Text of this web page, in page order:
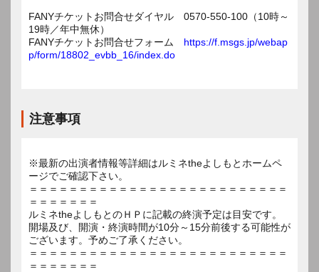
FANYチケットお問合せダイヤル 0570-550-100（10時～
19時／年中無休）
FANYチケットお問合せフォーム https://f.msgs.jp/webap
p/form/18802_evbb_16/index.do
注意事項
※最新の出演者情報等詳細はルミネtheよしもとホームペ
ージでご確認下さい。
＝＝＝＝＝＝＝＝＝＝＝＝＝＝＝＝＝＝＝＝＝＝＝＝＝＝
＝＝＝＝＝＝＝
ルミネtheよしもとのＨＰに記載の終演予定は目安です。
開場及び、開演・終演時間が10分～15分前後する可能性が
ございます。予めご了承ください。
＝＝＝＝＝＝＝＝＝＝＝＝＝＝＝＝＝＝＝＝＝＝＝＝＝＝
＝＝＝＝＝＝＝